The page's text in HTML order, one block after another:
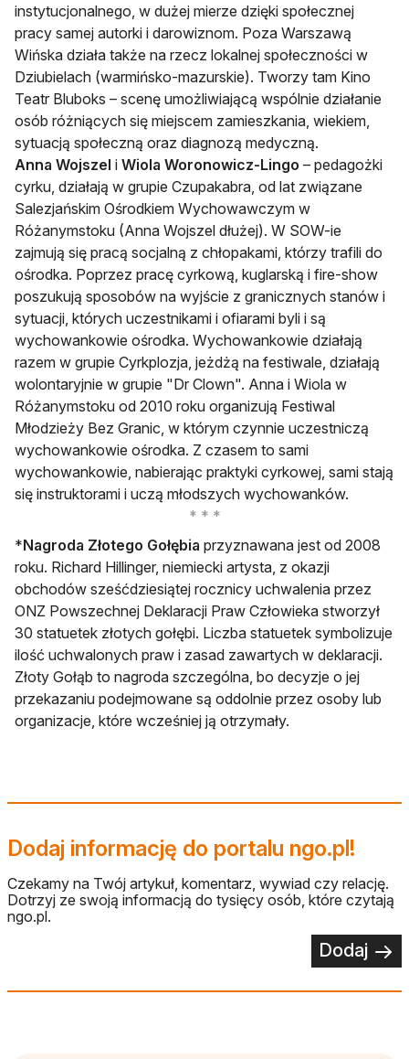
instytucjonalnego, w dużej mierze dzięki społecznej
pracy samej autorki i darowiznom. Poza Warszawą
Wińska działa także na rzecz lokalnej społeczności w
Dziubielach (warmińsko-mazurskie). Tworzy tam Kino
Teatr Bluboks – scenę umożliwiającą wspólnie działanie
osób różniących się miejscem zamieszkania, wiekiem,
sytuacją społeczną oraz diagnozą medyczną.
Anna Wojszel i Wiola Woronowicz-Lingo – pedagożki
cyrku, działają w grupie Czupakabra, od lat związane
Salezjańskim Ośrodkiem Wychowawczym w
Różanymstoku (Anna Wojszel dłużej). W SOW-ie
zajmują się pracą socjalną z chłopakami, którzy trafili do
ośrodka. Poprzez pracę cyrkową, kuglarską i fire-show
poszukują sposobów na wyjście z granicznych stanów i
sytuacji, których uczestnikami i ofiarami byli i są
wychowankowie ośrodka. Wychowankowie działają
razem w grupie Cyrkplozja, jeżdżą na festiwale, działają
wolontaryjnie w grupie "Dr Clown". Anna i Wiola w
Różanymstoku od 2010 roku organizują Festiwal
Młodzieży Bez Granic, w którym czynnie uczestniczą
wychowankowie ośrodka. Z czasem to sami
wychowankowie, nabierając praktyki cyrkowej, sami stają
się instruktorami i uczą młodszych wychowanków.
*Nagroda Złotego Gołębia przyznawana jest od 2008
roku. Richard Hillinger, niemiecki artysta, z okazji
obchodów sześćdziesiątej rocznicy uchwalenia przez
ONZ Powszechnej Deklaracji Praw Człowieka stworzył
30 statuetek złotych gołębi. Liczba statuetek symbolizuje
ilość uchwalonych praw i zasad zawartych w deklaracji.
Złoty Gołąb to nagroda szczególna, bo decyzje o jej
przekazaniu podejmowane są oddolnie przez osoby lub
organizacje, które wcześniej ją otrzymały.
Dodaj informację do portalu ngo.pl!
Czekamy na Twój artykuł, komentarz, wywiad czy relację.
Dotrzyj ze swoją informacją do tysięcy osób, które czytają
ngo.pl.
Dodaj